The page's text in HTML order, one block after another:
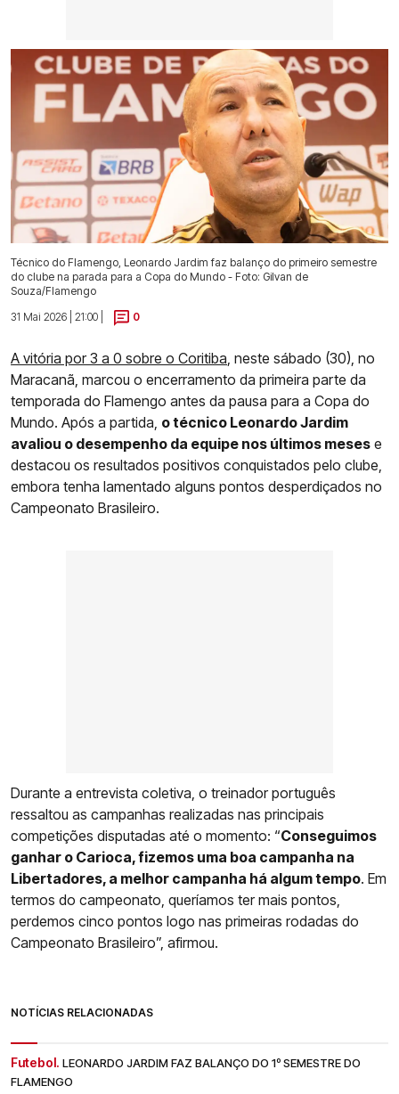
Técnico do Flamengo, Leonardo Jardim faz balanço do primeiro semestre
do clube na parada para a Copa do Mundo - Foto: Gilvan de
Souza/Flamengo
31 Mai 2026 | 21:00 |
0
A vitória por 3 a 0 sobre o Coritiba , neste sábado (30), no
Maracanã, marcou o encerramento da primeira parte da
temporada do Flamengo antes da pausa para a Copa do
Mundo. Após a partida, o técnico Leonardo Jardim
avaliou o desempenho da equipe nos últimos meses e
destacou os resultados positivos conquistados pelo clube,
embora tenha lamentado alguns pontos desperdiçados no
Campeonato Brasileiro.
Durante a entrevista coletiva, o treinador português
ressaltou as campanhas realizadas nas principais
competições disputadas até o momento: “Conseguimos
ganhar o Carioca, fizemos uma boa campanha na
Libertadores, a melhor campanha há algum tempo. Em
termos do campeonato, queríamos ter mais pontos,
perdemos cinco pontos logo nas primeiras rodadas do
Campeonato Brasileiro”, afirmou.
NOTÍCIAS RELACIONADAS
Futebol. LEONARDO JARDIM FAZ BALANÇO DO 1º SEMESTRE DO
FLAMENGO